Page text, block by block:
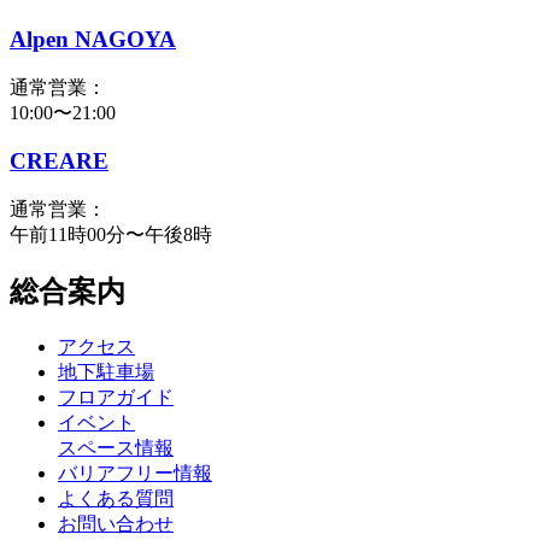
Alpen NAGOYA
通常営業：
10:00〜21:00
CREARE
通常営業：
午前11時00分〜午後8時
総合案内
アクセス
地下駐車場
フロアガイド
イベント
スペース情報
バリアフリー情報
よくある質問
お問い合わせ